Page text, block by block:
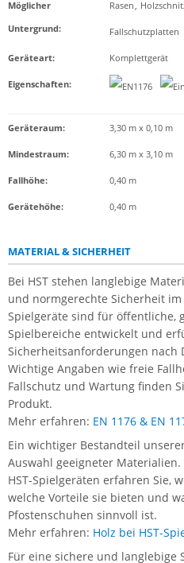
Möglicher
Untergrund:
Rasen,
Fallschutzplatten
Geräteart: Komplettgerät
Eigenschaften:
Geräteraum: 3,30 m x 0,10 m
Mindestraum: 6,30 m x 3,10 m
Fallhöhe: 0,40 m
Gerätehöhe: 0,40 m
MATERIAL & SICHERHEIT
Bei HST stehen langlebige
und normgerechte Sicherheit
Spielgeräte sind für öffentliche,
Spielbereiche entwickelt und
Sicherheitsanforderungen nach
Wichtige Angaben wie freie
Fallschutz und Wartung finden
Produkt.
Mehr erfahren: EN 1176 & EN
Ein wichtiger Bestandteil
Auswahl geeigneter Materialien.
HST-Spielgeräten erfahren Sie,
welche Vorteile sie bieten und
Pfostenschuhen sinnvoll ist.
Mehr erfahren: Holz bei HST-
Für eine sichere und langlebige